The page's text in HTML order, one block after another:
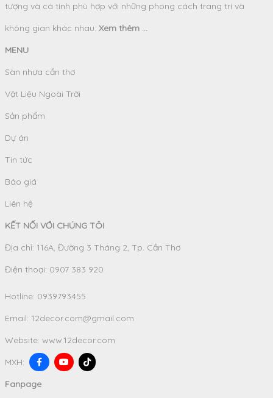
tượng và cá tính phù hợp với những phong cách trang trí và
không gian khác nhau. Xem thêm ...
MENU
Sàn nhựa cần thơ
Vật Liệu Ngoài Trời
Sản phẩm
Dự án
Tin tức
Báo giá
Liên hệ
KẾT NỐI VỚI CHÚNG TÔI
Địa chỉ: 116A, Đường 3 Tháng 2, Tp. Cần Thơ
Điện thoại: 0907 383 920
Hotline: 0939793455
Email: 12decor.com@gmail.com
Website: www.12decor.com
MXH:
Fanpage